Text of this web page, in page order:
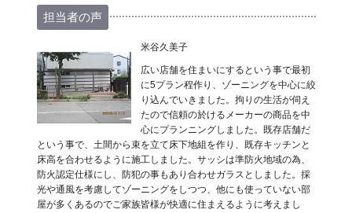
担当者の声
米谷久美子
広い店舗を住まいにするという事で最初
に5プラン程作り、ゾーニングを中心に絞
り込んでいきました。拘りの生活が伺え
たので信頼の於けるメーカーの商品を中
心にプランニングしました。既存店舗だ
という事で、土間から束を立て床下地組を作り、既存キッチンと
床高を合わせるように施工しました。サッシは準防火地域の為、
防火認定仕様にし、防犯の事もあり合わせガラスとしました。採
光や通風を考慮してゾーニングをしつつ、他にも使っていない部
屋が多くあるのでご家族皆様が快適に住まえるように考えまし